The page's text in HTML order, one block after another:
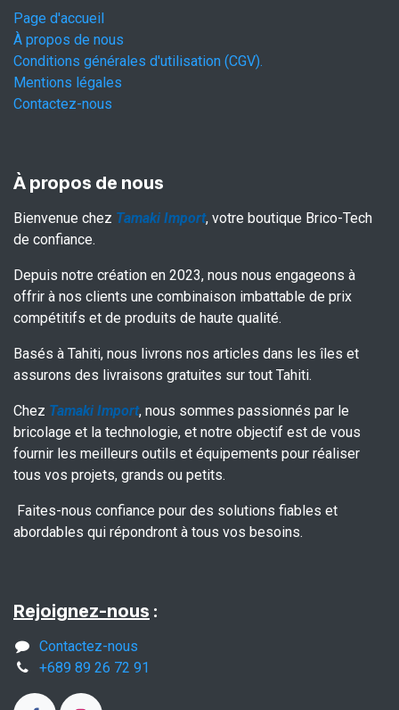
Page d'accueil
À propos de nous
Conditions générales d'utilisation (CGV).
Mentions légales
Contactez-nous
À propos de nous
Bienvenue chez Tamaki Import, votre boutique Brico-Tech
de confiance.
Depuis notre création en 2023, nous nous engageons à
offrir à nos clients une combinaison imbattable de prix
compétitifs et de produits de haute qualité.
Basés à Tahiti, nous livrons nos articles dans les îles et
assurons des livraisons gratuites sur tout Tahiti.
Chez Tamaki Import, nous sommes passionnés par le
bricolage et la technologie, et notre objectif est de vous
fournir les meilleurs outils et équipements pour réaliser
tous vos projets, grands ou petits.
Faites-nous confiance pour des solutions fiables et
abordables qui répondront à tous vos besoins.
Rejoignez-nous :
Contactez-nous
+689 89 26 72 91